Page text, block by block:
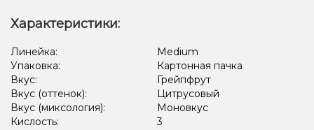
Вишня/Черешня, Ежевика, Лёд/Холодок
Виноград, Лёд/Холодок, Ягоды Арбуз, Дыня, Лёд/Холодок
Киви, Лёд/Холодок, Лимон, Черника/Голубика
Характеристики:
Линейка:
Medium
Упаковка:
Картонная пачка
Вкус:
Грейпфрут
Вкус (оттенок):
Цитрусовый
Вкус (миксология):
Моновкус
Кислость:
3